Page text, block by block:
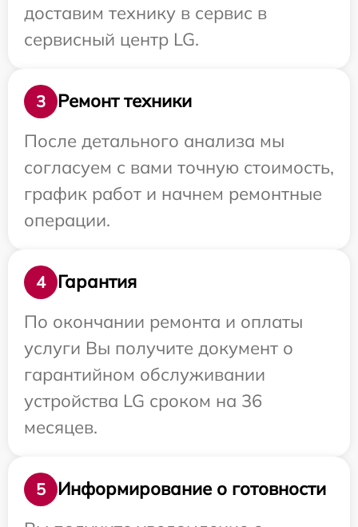
доставим технику в сервис в
сервисный центр LG.
3
Ремонт техники
После детального анализа мы
согласуем с вами точную стоимость,
график работ и начнем ремонтные
операции.
4
Гарантия
По окончании ремонта и оплаты
услуги Вы получите документ о
гарантийном обслуживании
устройства LG сроком на 36
месяцев.
5
Информирование о готовности